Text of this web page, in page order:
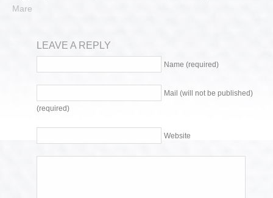
Mare
LEAVE A REPLY
Name (required)
Mail (will not be published)
(required)
Website